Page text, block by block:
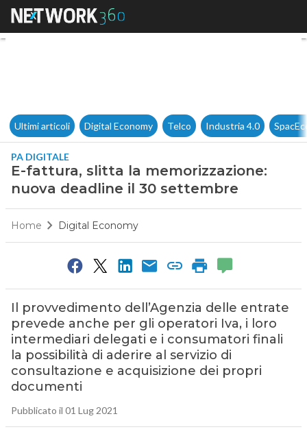
E-fattura, slitta la
Ultimi articoli Digital Economy Telco Industria 4.0
PA DIGITALE
E-fattura, slitta la memorizzazione:
nuova deadline il 30 settembre
Home Digital Economy
Il provvedimento dell’Agenzia delle entrate
prevede anche per gli operatori Iva, i loro
intermediari delegati e i consumatori finali
la possibilità di aderire al servizio di
consultazione e acquisizione dei propri
documenti
Pubblicato il 01 Lug 2021